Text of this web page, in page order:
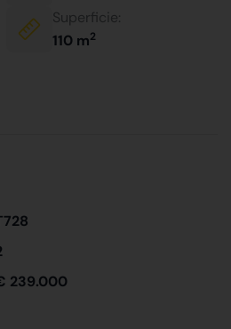
Superficie:
110 m2
239.000